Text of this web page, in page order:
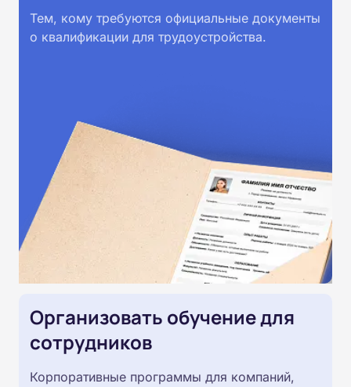
Тем, кому требуются официальные документы
о квалификации для трудоустройства.
Организовать обучение для
сотрудников
Корпоративные программы для компаний,